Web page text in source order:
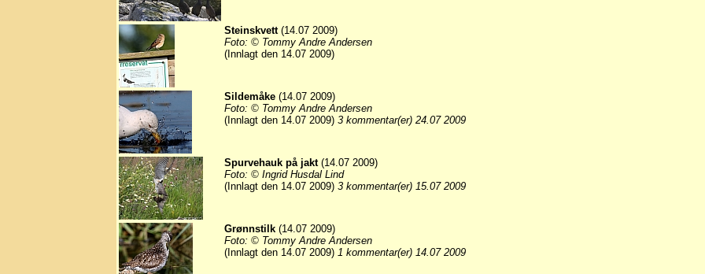
Steinskvett(14.07 2009)
Foto: © Tommy Andre Andersen
(Innlagt den 14.07 2009)
Sildemåke (14.07 2009)
Foto: © Tommy Andre Andersen
(Innlagt den 14.07 2009) 3 kommentar(er) 24.07 2009
Spurvehauk på jakt(14.07 2009)
Foto: © Ingrid Husdal Lind
(Innlagt den 14.07 2009) 3 kommentar(er) 15.07 2009
Grønnstilk (14.07 2009)
Foto: © Tommy Andre Andersen
(Innlagt den 14.07 2009) 1 kommentar(er) 14.07 2009